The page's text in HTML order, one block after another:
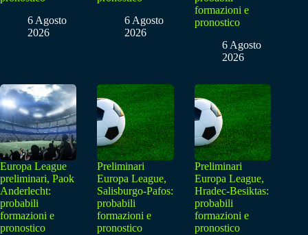
6 Agosto
2026
6 Agosto
2026
formazioni e
pronostico
6 Agosto
2026
Europa League
preliminari, Paok
Anderlecht:
probabili
formazioni e
pronostico
Preliminari
Europa League,
Salisburgo-Pafos:
probabili
formazioni e
pronostico
Preliminari
Europa League,
Hradec-Besiktas:
probabili
formazioni e
pronostico